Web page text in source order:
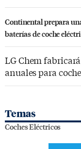
Continental prepara
baterías de coche
LG Chem
anuales para
Temas
Coches Eléctricos